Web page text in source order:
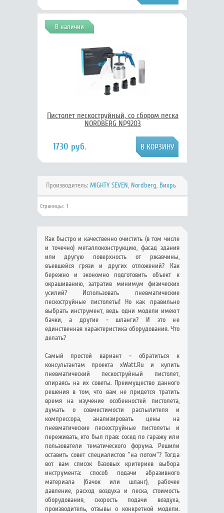
В наличии
Пистолет пескоструйный, со сбором песка
NORDBERG NP9203
1730 руб.
Производитель: MIGHTY SEVEN, Nordberg, Вихрь
Страницы: 1
Как быстро и качественно очистить (в том числе
и точечно) металлоконструкцию, фасад здания
или другую поверхность от ржавчины,
въевшейся грязи и других отложений? Как
бережно и экономно подготовить объект к
окрашиванию, затратив минимум физических
усилий? Использовать пневматические
пескоструйные пистолеты! Но как правильно
выбрать инструмент, ведь одни модели имеют
бачки, а другие - шланги? И это не
единственная характеристика оборудования. Что
делать?
Самый простой вариант - обратиться к
консультантам проекта xWatt.Ru и купить
пневматический пескоструйный пистолет,
опираясь на их советы. Преимущество данного
решения в том, что вам не придется тратить
время на изучение особенностей пистолета,
думать о совместимости распылителя и
компрессора, анализировать цены на
пневматические пескоструйные пистолеты и
переживать, кто был прав: сосед по гаражу или
пользователи тематического форума. Решили
оставить совет специалистов "на потом"? Тогда
вот вам список базовых критериев выбора
инструмента: способ подачи абразивного
материала (бачок или шланг), рабочее
давление, расход воздуха и песка, стоимость
оборудования, скорость подачи воздуха,
производитель, отзывы о конкретной модели.